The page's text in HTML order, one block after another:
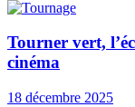
Tourner vert,
cinéma
18 décembre 2025